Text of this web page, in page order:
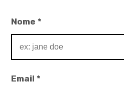
Nome*
Email*